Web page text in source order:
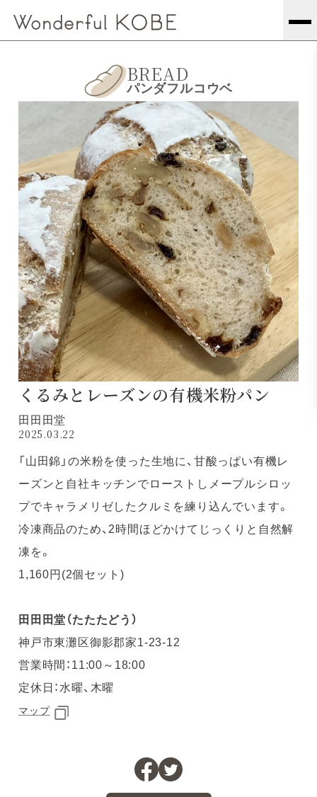
BREAD
パンダフルコウベ
くるみとレーズンの有機米粉パン
田田田堂
2025.03.22
「山田錦」の米粉を使った生地に、甘酸っぱい有機レ
ーズンと自社キッチンでローストしメープルシロッ
プでキャラメリゼしたクルミを練り込んでいます。
冷凍商品のため、2時間ほどかけてじっくりと自然解
凍を。
1,160円(2個セット)
田田田堂（たたたどう）
神戸市東灘区御影郡家1-23-12
営業時間：11:00～18:00
定休日：水曜、木曜
マップ